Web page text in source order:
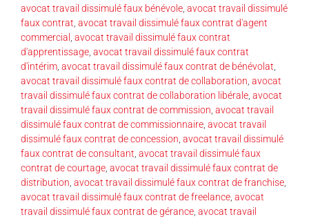
avocat travail dissimulé faux bénévole avocat travail dissimulé
faux contrat avocat travail dissimulé faux contrat d'agent
commercial avocat travail dissimulé faux contrat
d'apprentissage avocat travail dissimulé faux contrat
d'intérim avocat travail dissimulé faux contrat de bénévolat
avocat travail dissimulé faux contrat de collaboration avocat
travail dissimulé faux contrat de collaboration libérale avocat
travail dissimulé faux contrat de commission avocat travail
dissimulé faux contrat de commissionnaire avocat travail
dissimulé faux contrat de concession avocat travail dissimulé
faux contrat de consultant avocat travail dissimulé faux
contrat de courtage avocat travail dissimulé faux contrat de
distribution avocat travail dissimulé faux contrat de franchise
avocat travail dissimulé faux contrat de freelance avocat
travail dissimulé faux contrat de gérance avocat travail